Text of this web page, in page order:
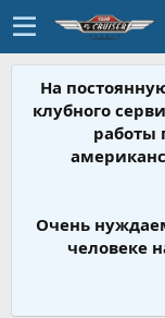
На
клубного
работы
Очень
человеке